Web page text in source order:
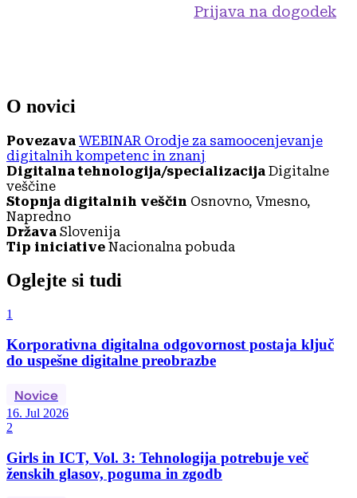
Prijava na dogodek
O novici
Povezava WEBINAR Orodje za samoocenjevanje
digitalnih kompetenc in znanj
Digitalna tehnologija/specializacija Digitalne
veščine
Stopnja digitalnih veščin Osnovno, Vmesno,
Napredno
Država Slovenija
Tip iniciative Nacionalna pobuda
Oglejte si tudi
1
Korporativna digitalna odgovornost postaja ključ
do uspešne digitalne preobrazbe
Novice
16. Jul 2026
2
Girls in ICT, Vol. 3: Tehnologija potrebuje več
ženskih glasov, poguma in zgodb